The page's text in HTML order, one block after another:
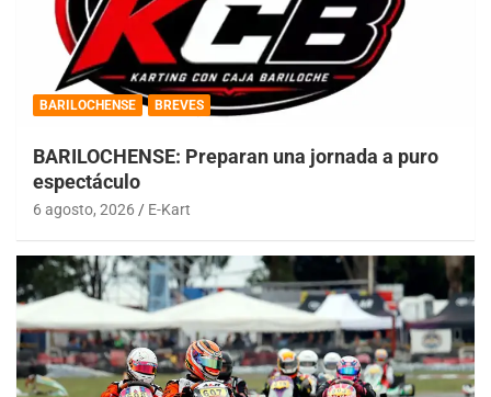
BARILOCHENSE BREVES
BARILOCHENSE: Preparan una jornada a puro
espectáculo
6 agosto, 2026 E-Kart